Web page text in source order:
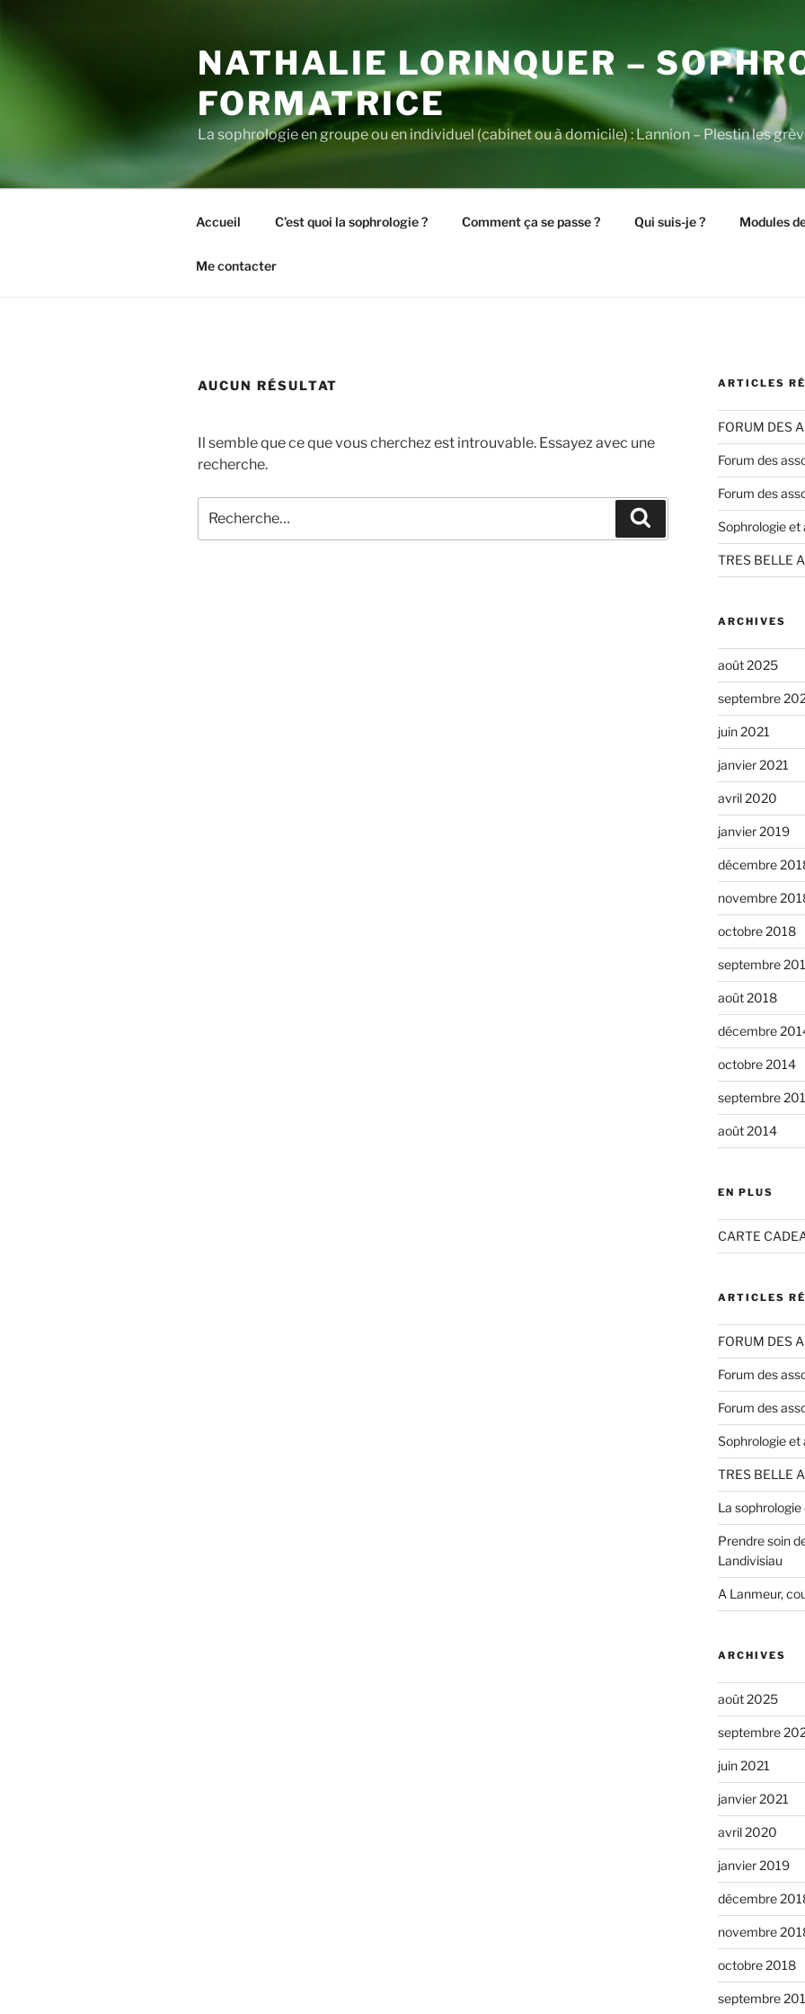
NATHALIE LORINQUER –
FORMATRICE
La sophrologie en groupe ou en individuel (cabinet ou à domicile) : Lannion – Plestin les
Accueil C’est quoi la sophrologie ? Comment ça se passe ? Qui suis-je ? Modules
Me contacter
AUCUN RÉSULTAT
Il semble que ce que vous cherchez est introuvable. Essayez avec une
recherche.
pour
ARTICLES
FORUM DES
Forum des
Forum des
Sophrologie et
TRES BELLE
ARCHIVES
août 2025
septembre
juin 2021
janvier 2021
avril 2020
janvier 2019
décembre
novembre
octobre 2018
septembre
août 2018
décembre
octobre 2014
septembre
août 2014
EN PLUS
CARTE
ARTICLES
FORUM DES
Forum des
Forum des
Sophrologie et
TRES BELLE
La
Prendre soin
Landivisiau
A Lanmeur,
ARCHIVES
août 2025
septembre
juin 2021
janvier 2021
avril 2020
janvier 2019
décembre
novembre
octobre 2018
septembre